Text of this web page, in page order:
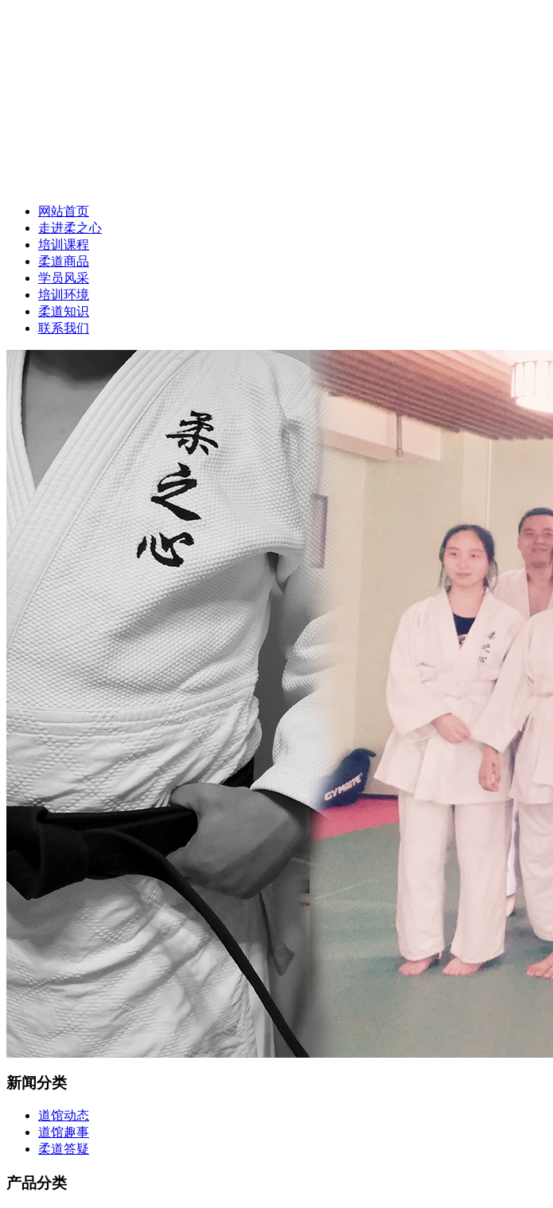
网站首页
走进柔之心
培训课程
柔道商品
学员风采
培训环境
柔道知识
联系我们
新闻分类
道馆动态
道馆趣事
柔道答疑
产品分类